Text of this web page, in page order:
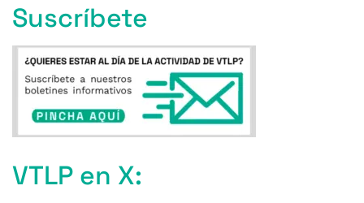
Suscríbete
VTLP en X: